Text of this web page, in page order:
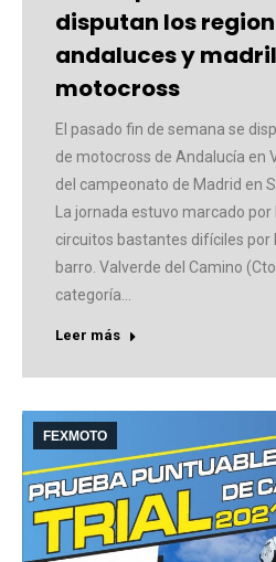
disputan los
andaluces y
motocross
El pasado fin de semana se
de motocross de Andalucía en
del campeonato de Madrid en
La jornada estuvo marcado
circuitos bastantes difíciles por
barro. Valverde del Camino
categoría…
Leer más
FEXMOTO